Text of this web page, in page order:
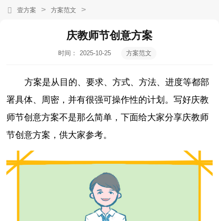
壹方案 > 方案范文 >
庆教师节创意方案
时间：
2025-10-25
方案范文
方案是从目的、要求、方式、方法、进度等都部
署具体、周密，并有很强可操作性的计划。写好庆教
师节创意方案不是那么简单，下面给大家分享庆教师
节创意方案，供大家参考。